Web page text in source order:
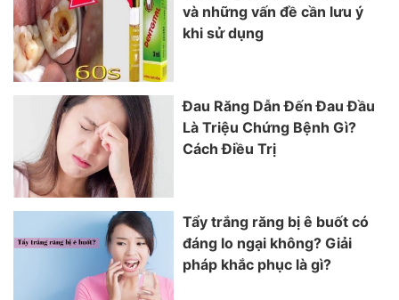
và những vấn đề cần lưu ý
khi sử dụng
Đau Răng Dẫn Đến Đau Đầu
Là Triệu Chứng Bệnh Gì?
Cách Điều Trị
Tẩy trắng răng bị ê buốt có
đáng lo ngại không? Giải
pháp khắc phục là gì?